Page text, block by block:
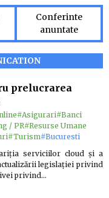
Conferinte
anuntate
prelucrarea
#Asigurari#Banci
/ PR#Resurse Umane
#Turism#Bucuresti
serviciilor cloud și a
legislației privind
privind…